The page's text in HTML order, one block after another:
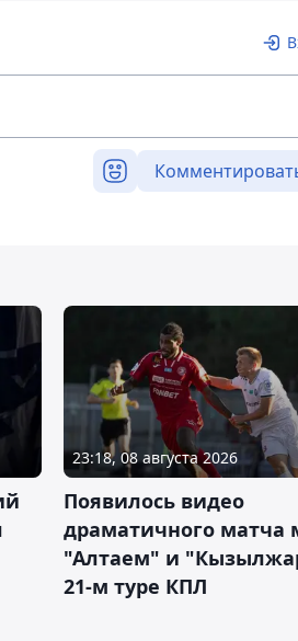
23:18, 08 августа 2026
Появилось видео
драматичного матча
"Алтаем" и
21-м туре КПЛ